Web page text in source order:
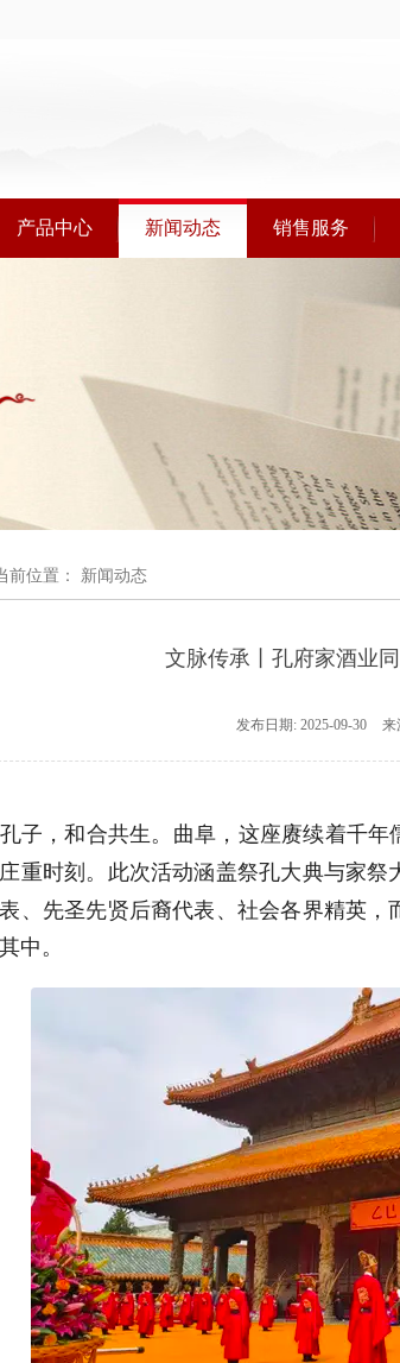
产品中心 新闻动态 销售服务
前位置： 新闻动态
文脉传承丨孔府家酒业
发布日期: 2025-09-30 来
子，和合共生。曲阜，这座赓续着千
重时刻。此次活动涵盖祭孔大典与家
、先圣先贤后裔代表、社会各界精英
中。